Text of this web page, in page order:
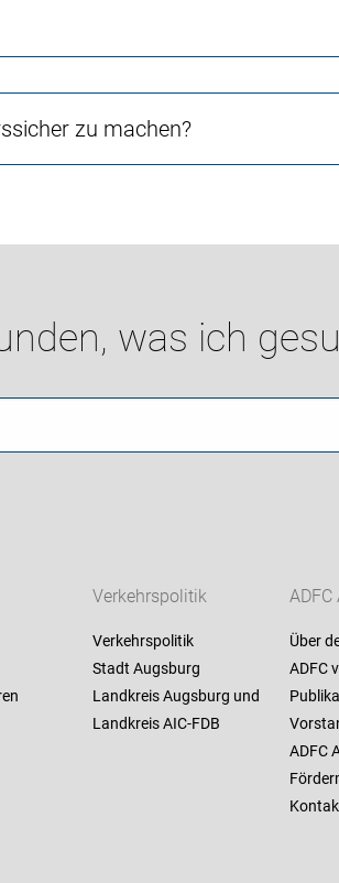
zu machen?
was ich
Verkehrspolitik
Verkehrspolitik
Stadt Augsburg
Landkreis Augsburg und
Landkreis AIC-FDB
ADFC
Über
ADFC
ADFC